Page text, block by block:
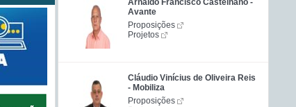
Arnaldo Francisco Castelhano -
Avante
Proposições
Projetos
Cláudio Vinícius de Oliveira Reis
- Mobiliza
Proposições